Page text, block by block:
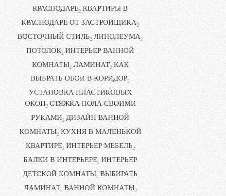
КРАСНОДАРЕ2 КВАРТИРЫ В
КРАСНОДАРЕ ОТ ЗАСТРОЙЩИКА2
ВОСТОЧНЫЙ СТИЛЬ2 ЛИНОЛЕУМА2
ПОТОЛОК2 ИНТЕРЬЕР ВАННОЙ
КОМНАТЫ2 ЛАМИНАТ2 КАК
ВЫБРАТЬ ОБОИ В КОРИДОР2
УСТАНОВКА ПЛАСТИКОВЫХ
ОКОН2 СТЯЖКА ПОЛА СВОИМИ
РУКАМИ2 ДИЗАЙН ВАННОЙ
КОМНАТЫ2 КУХНЯ В МАЛЕНЬКОЙ
КВАРТИРЕ2 ИНТЕРЬЕР МЕБЕЛЬ2
БАЛКИ В ИНТЕРЬЕРЕ2 ИНТЕРЬЕР
ДЕТСКОЙ КОМНАТЫ2 ВЫБИРАТЬ
ЛАМИНАТ2 ВАННОЙ КОМНАТЫ2